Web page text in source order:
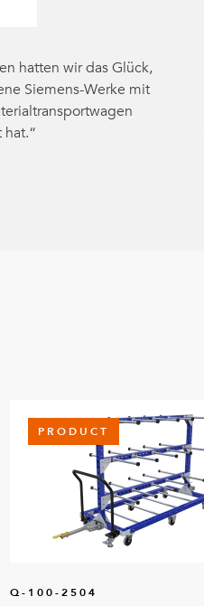
hatten wir das Glück,
Siemens-Werke mit
PRODUCT
Q-100-2504